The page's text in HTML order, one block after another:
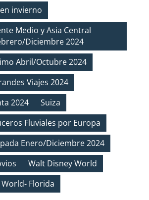
invierno
Medio y Asia Central
Diciembre 2024
Abril/Octubre 2024
Viajes 2024
2024
Suiza
Fluviales por Europa
Enero/Diciembre 2024
Walt Disney World
Florida